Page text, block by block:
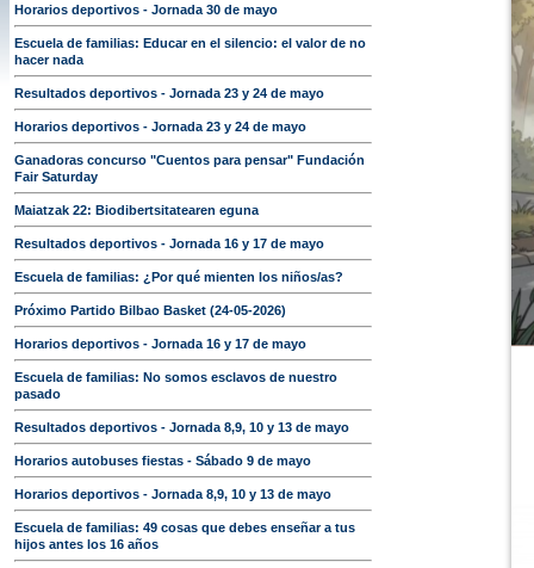
Horarios deportivos - Jornada 30 de mayo
Escuela de familias: Educar en el silencio: el valor de no
hacer nada
Resultados deportivos - Jornada 23 y 24 de mayo
Horarios deportivos - Jornada 23 y 24 de mayo
Ganadoras concurso "Cuentos para pensar" Fundación
Fair Saturday
Maiatzak 22: Biodibertsitatearen eguna
Resultados deportivos - Jornada 16 y 17 de mayo
Escuela de familias: ¿Por qué mienten los niños/as?
Próximo Partido Bilbao Basket (24-05-2026)
Horarios deportivos - Jornada 16 y 17 de mayo
Escuela de familias: No somos esclavos de nuestro
pasado
Resultados deportivos - Jornada 8,9, 10 y 13 de mayo
Horarios autobuses fiestas - Sábado 9 de mayo
Horarios deportivos - Jornada 8,9, 10 y 13 de mayo
Escuela de familias: 49 cosas que debes enseñar a tus
hijos antes los 16 años